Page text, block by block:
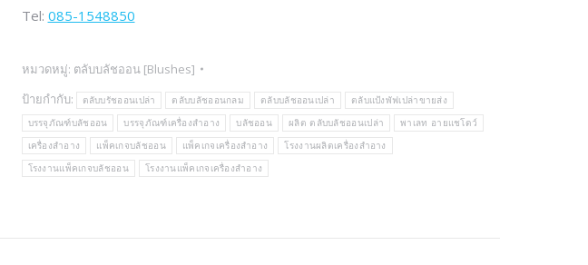
Tel: 085-1548850
หมวดหมู่: ตลับบลัชออน [Blushes]
ป้ายกำกับ:
ตลับบรัชออนเปล่า ตลับบลัชออนกลม ตลับบลัชออนเปล่า ตลับแป้งพัฟเปล่าขายส่ง
บรรจุภัณฑ์บลัชออน บรรจุภัณฑ์เครื่องสำอาง บลัชออน ผลิต ตลับบลัชออนเปล่า พาเลท อายแชโดว์
เครื่องสำอาง แพ็คเกจบลัชออน แพ็คเกจเครื่องสำอาง โรงงานผลิตเครื่องสำอาง
โรงงานแพ็คเกจบลัชออน โรงงานแพ็คเกจเครื่องสำอาง